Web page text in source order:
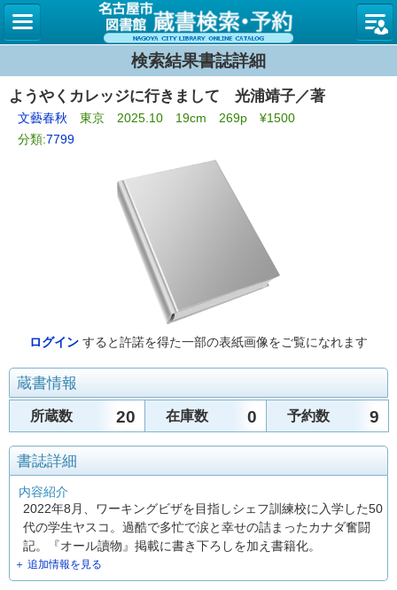
名古屋
検索結果書誌詳細
ようやくカレッジに行きまして 光浦靖子／著
文藝春秋 東京 2025.10 19cm 269p ¥1500
分類:7799
ログイン すると許諾を得た一部の表紙画像をご覧になれます
蔵書情報
所蔵数 20 在庫数 0 予約数 9
書誌詳細
内容紹介
2022年8月、ワーキングビザを目指しシェフ訓練校に入学した50
代の学生ヤスコ。過酷で多忙で涙と幸せの詰まったカナダ奮闘
記。『オール讀物』掲載に書き下ろしを加え書籍化。
＋ 追加情報を見る